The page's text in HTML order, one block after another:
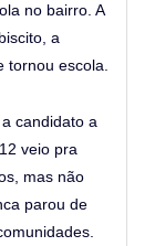
no bairro. A
a
tornou escola.
candidato a
veio pra
mas não
parou de